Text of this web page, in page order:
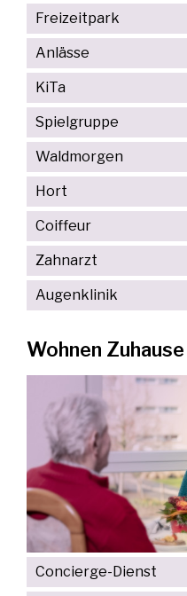
Freizeitpark
Anlässe
KiTa
Spielgruppe
Waldmorgen
Hort
Coiffeur
Zahnarzt
Augenklinik
Wohnen Zuhause
Concierge-Dienst